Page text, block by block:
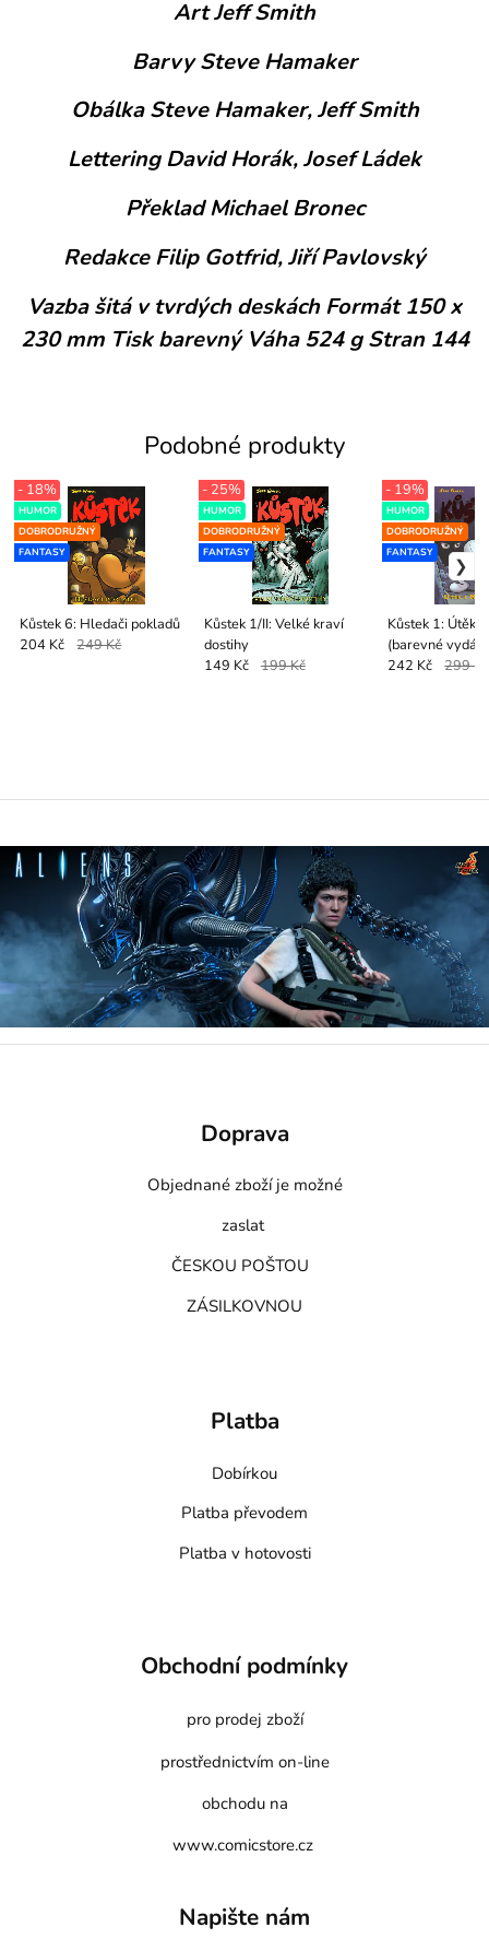
Art Jeff Smith
Barvy Steve Hamaker
Obálka Steve Hamaker, Jeff Smith
Lettering David Horák, Josef Ládek
Překlad Michael Bronec
Redakce Filip Gotfrid, Jiří Pavlovský
Vazba šitá v tvrdých deskách Formát 150 x
230 mm Tisk barevný Váha 524 g Stran 144
Podobné produkty
Kůstek 6: Hledači pokladů
HUMOR
DOBRODRUŽNÝ
FANTASY
- 18%
204 Kč 249 Kč
Kůstek 1/II: Velké kraví
dostihy
HUMOR
DOBRODRUŽNÝ
FANTASY
- 25%
149 Kč 199 Kč
Kůstek 1: Útěk
(barevné
HUMOR
DOBRODRUŽNÝ
FANTASY
- 19%
242 Kč 299 Kč
Doprava
Objednané zboží je možné
zaslat
ČESKOU POŠTOU
ZÁSILKOVNOU
Platba
Dobírkou
Platba převodem
Platba v hotovosti
Obchodní podmínky
pro prodej zboží
prostřednictvím on-line
obchodu na
www.comicstore.cz
Napište nám